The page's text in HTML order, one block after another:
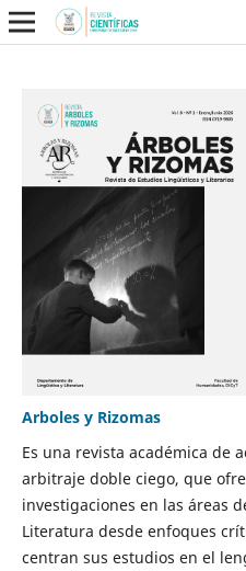
Arboles y Rizomas
Es una revista académica de
arbitraje doble ciego, que
investigaciones en las áreas
Literatura desde enfoques
centran sus estudios en el